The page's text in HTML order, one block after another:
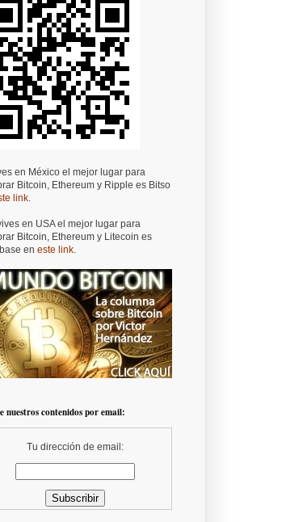
en México el mejor lugar para
Bitcoin, Ethereum y Ripple es Bitso
link.
en USA el mejor lugar para
Bitcoin, Ethereum y Litecoin es
en este link.
nuestros contenidos por email:
Tu dirección de email: